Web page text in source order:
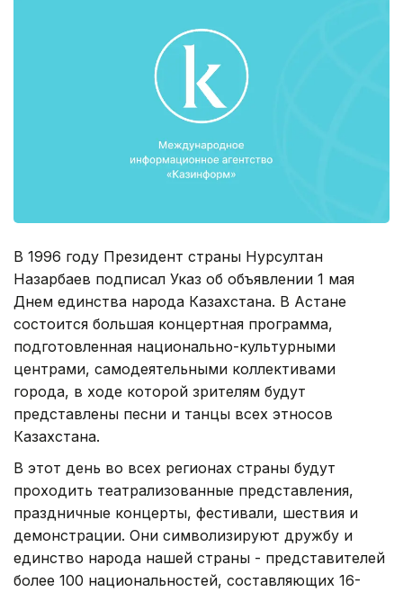
В 1996 году Президент страны Нурсултан
Назарбаев подписал Указ об объявлении 1 мая
Днем единства народа Казахстана. В Астане
состоится большая концертная программа,
подготовленная национально-культурными
центрами, самодеятельными коллективами
города, в ходе которой зрителям будут
представлены песни и танцы всех этносов
Казахстана.
В этот день во всех регионах страны будут
проходить театрализованные представления,
праздничные концерты, фестивали, шествия и
демонстрации. Они символизируют дружбу и
единство народа нашей страны - представителей
более 100 национальностей, составляющих 16-